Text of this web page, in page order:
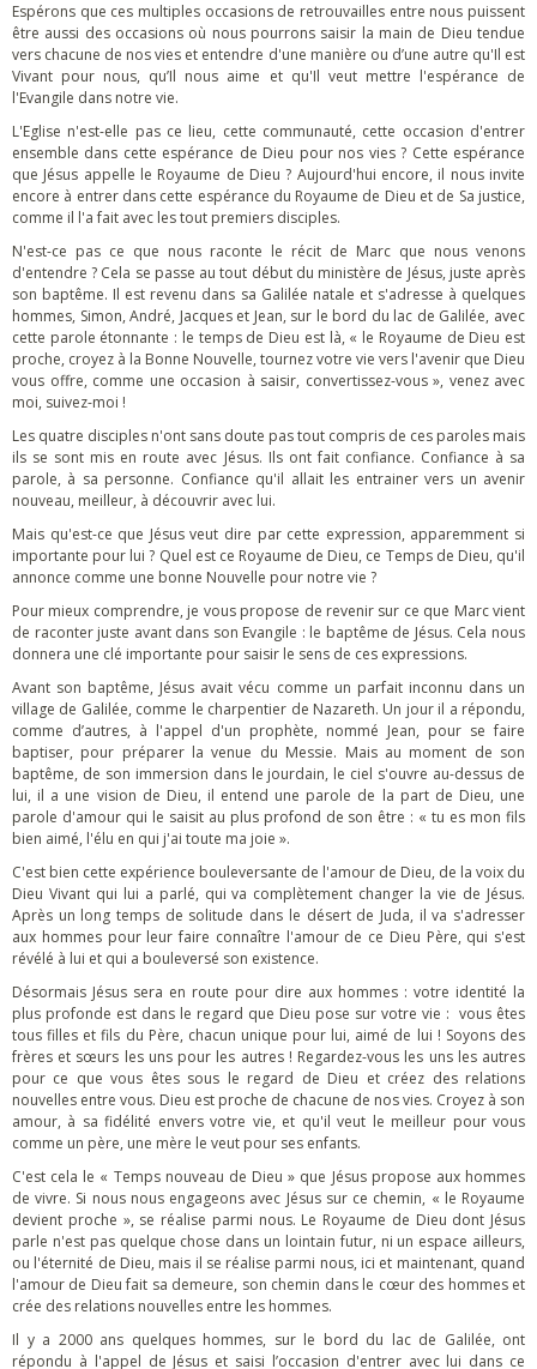
Espérons que ces multiples occasions de retrouvailles entre nous puissent
être aussi des occasions où nous pourrons saisir la main de Dieu tendue
vers chacune de nos vies et entendre d'une manière ou d’une autre qu'Il est
Vivant pour nous, qu’Il nous aime et qu'Il veut mettre l'espérance de
l'Evangile dans notre vie.
L'Eglise n'est-elle pas ce lieu, cette communauté, cette occasion d'entrer
ensemble dans cette espérance de Dieu pour nos vies ? Cette espérance
que Jésus appelle le Royaume de Dieu ? Aujourd'hui encore, il nous invite
encore à entrer dans cette espérance du Royaume de Dieu et de Sa justice,
comme il l'a fait avec les tout premiers disciples.
N'est-ce pas ce que nous raconte le récit de Marc que nous venons
d'entendre ? Cela se passe au tout début du ministère de Jésus, juste après
son baptême. Il est revenu dans sa Galilée natale et s'adresse à quelques
hommes, Simon, André, Jacques et Jean, sur le bord du lac de Galilée, avec
cette parole étonnante : le temps de Dieu est là, « le Royaume de Dieu est
proche, croyez à la Bonne Nouvelle, tournez votre vie vers l'avenir que Dieu
vous offre, comme une occasion à saisir, convertissez-vous », venez avec
moi, suivez-moi !
Les quatre disciples n'ont sans doute pas tout compris de ces paroles mais
ils se sont mis en route avec Jésus. Ils ont fait confiance. Confiance à sa
parole, à sa personne. Confiance qu'il allait les entrainer vers un avenir
nouveau, meilleur, à découvrir avec lui.
Mais qu'est-ce que Jésus veut dire par cette expression, apparemment si
importante pour lui ? Quel est ce Royaume de Dieu, ce Temps de Dieu, qu'il
annonce comme une bonne Nouvelle pour notre vie ?
Pour mieux comprendre, je vous propose de revenir sur ce que Marc vient
de raconter juste avant dans son Evangile : le baptême de Jésus. Cela nous
donnera une clé importante pour saisir le sens de ces expressions.
Avant son baptême, Jésus avait vécu comme un parfait inconnu dans un
village de Galilée, comme le charpentier de Nazareth. Un jour il a répondu,
comme d’autres, à l'appel d'un prophète, nommé Jean, pour se faire
baptiser, pour préparer la venue du Messie. Mais au moment de son
baptême, de son immersion dans le jourdain, le ciel s'ouvre au-dessus de
lui, il a une vision de Dieu, il entend une parole de la part de Dieu, une
parole d'amour qui le saisit au plus profond de son être : « tu es mon fils
bien aimé, l'élu en qui j'ai toute ma joie ».
C'est bien cette expérience bouleversante de l'amour de Dieu, de la voix du
Dieu Vivant qui lui a parlé, qui va complètement changer la vie de Jésus.
Après un long temps de solitude dans le désert de Juda, il va s'adresser
aux hommes pour leur faire connaître l'amour de ce Dieu Père, qui s'est
révélé à lui et qui a bouleversé son existence.
Désormais Jésus sera en route pour dire aux hommes : votre identité la
plus profonde est dans le regard que Dieu pose sur votre vie : vous êtes
tous filles et fils du Père, chacun unique pour lui, aimé de lui ! Soyons des
frères et sœurs les uns pour les autres ! Regardez-vous les uns les autres
pour ce que vous êtes sous le regard de Dieu et créez des relations
nouvelles entre vous. Dieu est proche de chacune de nos vies. Croyez à son
amour, à sa fidélité envers votre vie, et qu'il veut le meilleur pour vous
comme un père, une mère le veut pour ses enfants.
C'est cela le « Temps nouveau de Dieu » que Jésus propose aux hommes
de vivre. Si nous nous engageons avec Jésus sur ce chemin, « le Royaume
devient proche », se réalise parmi nous. Le Royaume de Dieu dont Jésus
parle n'est pas quelque chose dans un lointain futur, ni un espace ailleurs,
ou l'éternité de Dieu, mais il se réalise parmi nous, ici et maintenant, quand
l'amour de Dieu fait sa demeure, son chemin dans le cœur des hommes et
crée des relations nouvelles entre les hommes.
Il y a 2000 ans quelques hommes, sur le bord du lac de Galilée, ont
répondu à l'appel de Jésus et saisi l’occasion d'entrer avec lui dans ce